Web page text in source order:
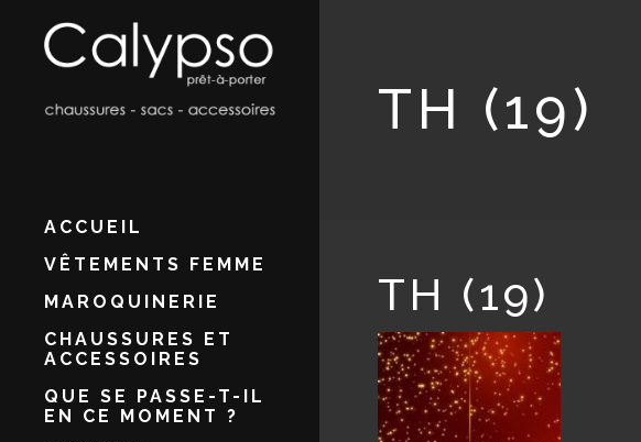
ACCUEIL
VÊTEMENTS FEMME
MAROQUINERIE
CHAUSSURES ET
ACCESSOIRES
QUE SE PASSE-T-IL
EN CE MOMENT ?
TH (19)
TH (19)